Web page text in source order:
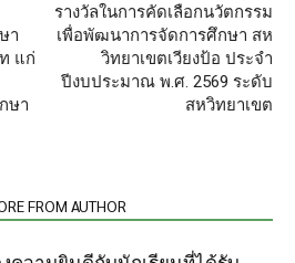
า
แก่
ษา
รางวัลในการคัดเลือกนวัตกรรม
เพื่อพัฒนาการจัดการศึกษา สห
วิทยาเขตเวียงป้อ ประจำ
ปีงบประมาณ พ.ศ. 2569 ระดับ
สหวิทยาเขต
FROM AUTHOR